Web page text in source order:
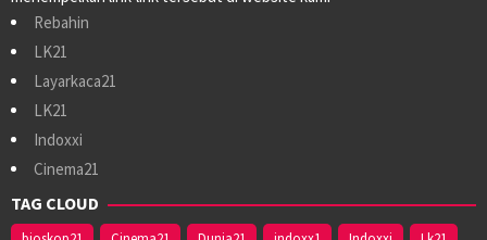
Rebahin
LK21
Layarkaca21
LK21
Indoxxi
Cinema21
TAG CLOUD